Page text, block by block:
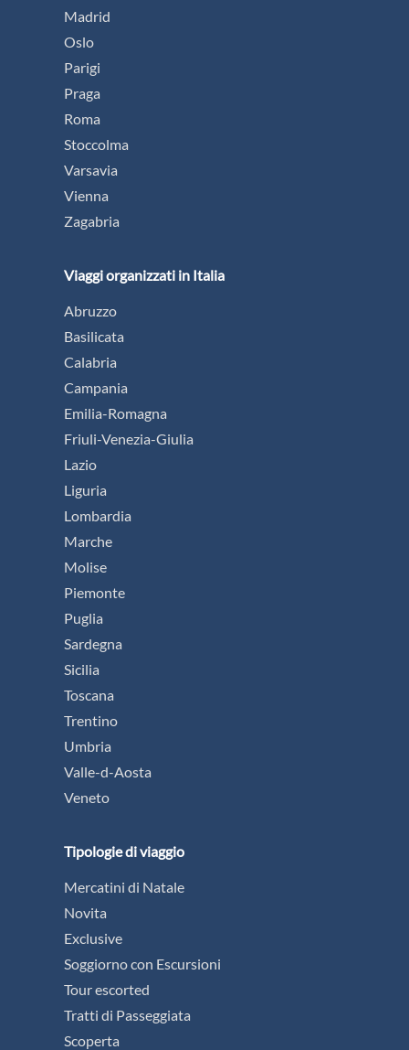
Madrid
Oslo
Parigi
Praga
Roma
Stoccolma
Varsavia
Vienna
Zagabria
Viaggi organizzati in Italia
Abruzzo
Basilicata
Calabria
Campania
Emilia-Romagna
Friuli-Venezia-Giulia
Lazio
Liguria
Lombardia
Marche
Molise
Piemonte
Puglia
Sardegna
Sicilia
Toscana
Trentino
Umbria
Valle-d-Aosta
Veneto
Tipologie di viaggio
Mercatini di Natale
Novita
Exclusive
Soggiorno con Escursioni
Tour escorted
Tratti di Passeggiata
Scoperta